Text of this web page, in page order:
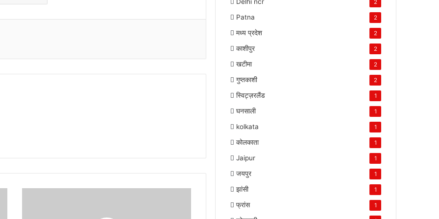
2
Patna 2
मध्य प्रदेश 2
काशीपुर 2
खटीमा 2
गुप्तकाशी 2
स्विट्ज़रलैंड 1
घनसाली 1
kolkata 1
कोलकाता 1
Jaipur 1
जयपुर 1
झांसी 1
फ्रांस 1